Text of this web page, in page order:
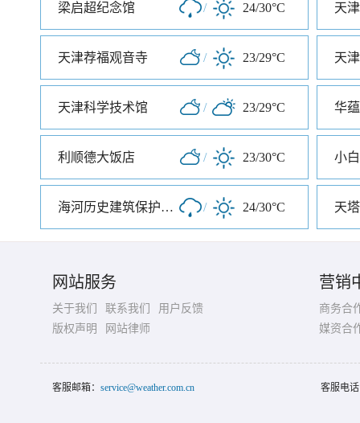
梁启超纪念馆 / 24/30°C
天津荐福观音寺 / 23/29°C 天
天津科学技术馆 / 23/29°C 华
利顺德大饭店 / 23/30°C 小
海河历史建筑保护展览馆 / 24/30°C 天
网站服务
关于我们 联系我们
用户反馈
版权声明
网站律师
营销
商务合
媒资合
客服邮箱： service@weather.com.cn 客服电